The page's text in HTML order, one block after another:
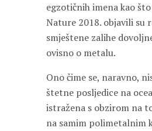
egzotičnih imena kao
Nature 2018. objavili su
smještene zalihe
ovisno o metalu.
Ono čime se, naravno,
štetne posljedice na
istražena s obzirom na
na samim polimetalnim